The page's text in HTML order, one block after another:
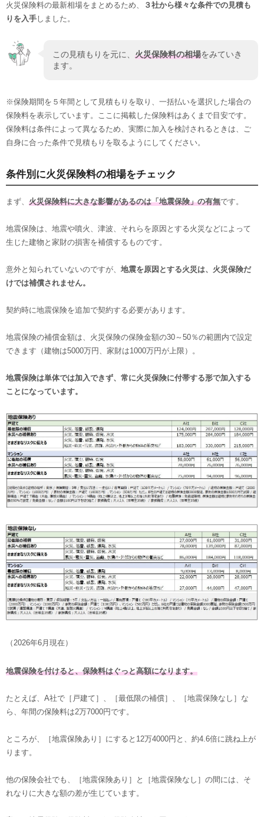
火災保険料の最新相場をまとめるため、
３社から様々な条件での見積も
りを入手 しました。
この見積もりを元に、 火災保険料の相場をみていき
ます。
※保険期間を５年間として見積もりを取り、一括払いを選択した場合の
保険料を表示しています。ここに掲載した保険料はあくまで目安です。
保険料は条件によって異なるため、実際に加入を検討されるときは、ご
自身に合った条件で見積もりを取るようにしてください。
条件別に火災保険料の相場をチェック
まず、 火災保険料に大きな影響があるのは「地震保険」の有無です。
地震保険は、地震や噴火、津波、それらを原因とする火災などによって
生じた建物と家財の損害を補償するものです。
意外と知られていないのですが、 地震を原因とする火災は、火災保険だ
けでは補償されません。
契約時に地震保険を追加で契約する必要があります。
地震保険の補償金額は、火災保険の保険金額の30～50％の範囲内で設定
できます（建物は5000万円、家財は1000万円が上限）。
地震保険は単体では加入できず、常に火災保険に付帯する形で加入する
ことになっています。
（2026年6月現在）
地震保険を付けると、保険料はぐっと高額になります。
たとえば、A社で［戸建て］、［最低限の補償］、［地震保険なし］な
ら、年間の保険料は2万7000円です。
ところが、［地震保険あり］にすると12万4000円と、約4.6倍に跳ね上が
ります。
他の保険会社でも、［地震保険あり］と［地震保険なし］の間には、そ
れなりに大きな額の差が生じています。